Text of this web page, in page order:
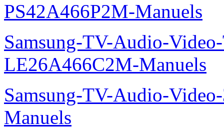
PS42A466P2M-Manuels
Samsung-TV-Audio-
LE26A466C2M-Manuels
Samsung-TV-Audio-
Manuels